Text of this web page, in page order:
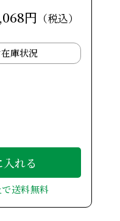
円 （税込）
庫状況
れる
送料無料